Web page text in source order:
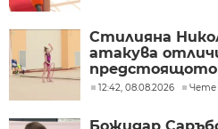
Стилияна
атакува
предстоящото
първенство по
12:42, 08.08.2026 Чете